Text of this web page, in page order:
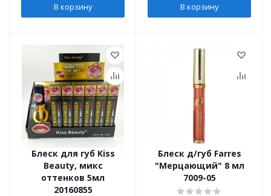
В корзину В корзину
Блеск для губ Kiss
Beauty, микс
оттенков 5мл
20160855
Блеск д/губ Farres
"Мерцающий" 8 мл
7009-05